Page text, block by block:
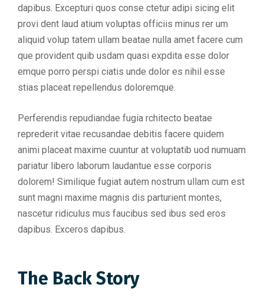
dapibus. Excepturi quos conse ctetur adipi sicing elit
provi dent laud atium voluptas officiis minus rer um
aliquid volup tatem ullam beatae nulla amet facere cum
que provident quib usdam quasi expdita esse dolor
emque porro perspi ciatis unde dolor es nihil esse
stias placeat repellendus doloremque.
Perferendis repudiandae fugia rchitecto beatae
reprederit vitae recusandae debitis facere quidem
animi placeat maxime cuuntur at voluptatib uod numuam
pariatur libero laborum laudantue esse corporis
dolorem! Similique fugiat autem nostrum ullam cum est
sunt magni maxime magnis dis parturient montes,
nascetur ridiculus mus faucibus sed ibus sed eros
dapibus. Exceros dapibus.
The Back Story